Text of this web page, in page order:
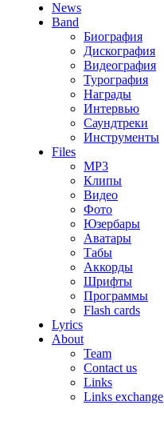
News
Band
Биография
Дискография
Видеография
Турография
Награды
Интервью
Саундтреки
Инструменты
Files
MP3
Клипы
Видео
Фото
Юзербары
Аватары
Табы
Аккорды
Шрифты
Программы
Flash cards
Lyrics
About
Team
Contact us
Links
Links exchange